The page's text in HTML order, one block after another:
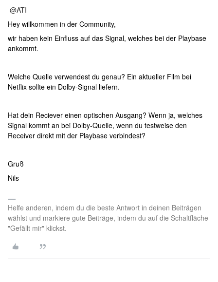
@ATI
Hey willkommen in der Community,
wir haben kein Einfluss auf das Signal, welches bei der Playbase
ankommt.
Welche Quelle verwendest du genau? Ein aktueller Film bei
Netflix sollte ein Dolby-Signal liefern.
Hat dein Reciever einen optischen Ausgang? Wenn ja, welches
Signal kommt an bei Dolby-Quelle, wenn du testweise den
Receiver direkt mit der Playbase verbindest?
Gruß
Nils
Helfe anderen, indem du die beste Antwort in deinen Beiträgen
wählst und markiere gute Beiträge, indem du auf die Schaltfläche
"Gefällt mir" klickst.